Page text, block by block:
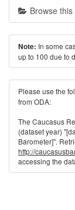
Browse
Note: In some
up to 100 due to
Please use the
from ODA:
The Caucasus
(dataset year)
Barometer]".
http://
accessing the